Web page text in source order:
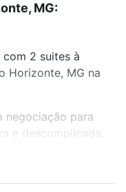
MG:
2 suites à
Horizonte, MG na
negociação para
e descomplicada.
encontrar a
2 suites à venda